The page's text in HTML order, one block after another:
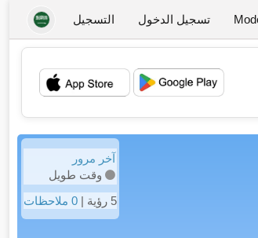
تسجيل الدخول التسجيل
💖
آخر مرور
وقت طويل
5 رؤية |
0 ملاحظات